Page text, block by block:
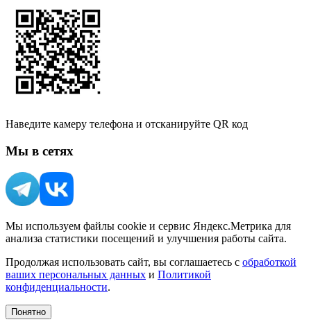
Наведите камеру телефона и отсканируйте QR код
Мы в сетях
Мы используем файлы cookie и сервис Яндекс.Метрика для
анализа статистики посещений и улучшения работы сайта.
Продолжая использовать сайт, вы соглашаетесь с обработкой
ваших персональных данных и Политикой
конфиденциальности.
Понятно